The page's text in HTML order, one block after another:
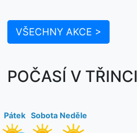
VŠECHNY AKCE >
POČASÍ V TŘINCI
Pátek Sobota Neděle